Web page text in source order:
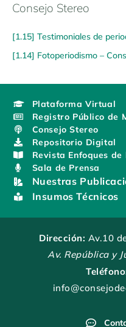
Consejo Stereo
[1.15] Testimoniales de
[1.14] Fotoperiodismo –
Plataforma Virtual
Registro Público de
Consejo Stereo
Repositorio Digital
Revista Enfoques
Sala de Prensa
Nuestras
Insumos Técnicos
Dirección: Av.10
Av. República y